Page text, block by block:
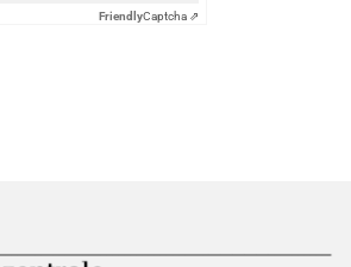
FriendlyCaptcha ⇗